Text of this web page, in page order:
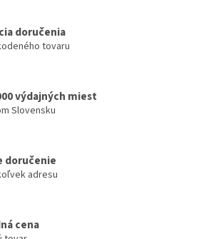
doručenia
tovaru
výdajných miest
Slovensku
doručenie
adresu
cena